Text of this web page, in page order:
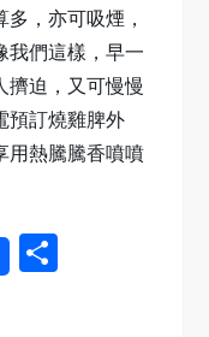
，亦可吸煙，
我們這樣，早一
擠迫，又可慢慢
預訂燒雞脾外
用熱騰騰香噴噴